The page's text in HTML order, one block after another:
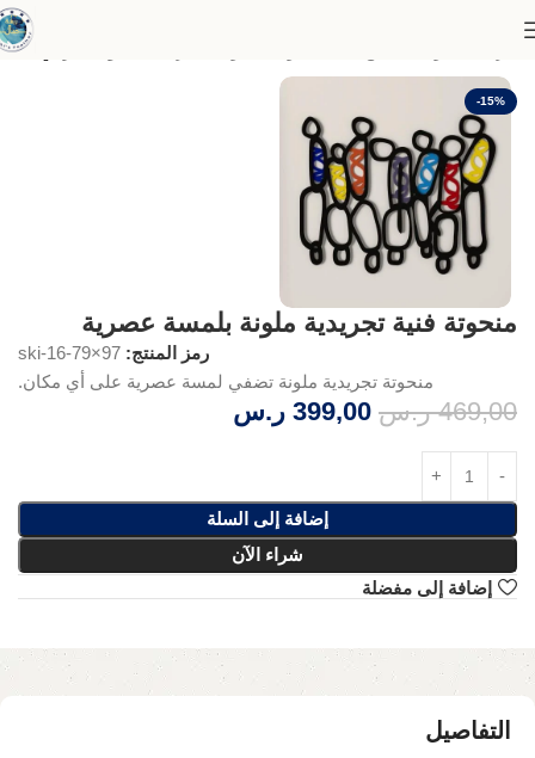
-15%
منحوتة فنية تجريدية ملونة بلمسة عصرية
رمز المنتج: ski-16-79×97
منحوتة تجريدية ملونة تضفي لمسة عصرية على أي مكان.
469,00 ر.س 399,00 ر.س
إضافة إلى السلة
شراء الآن
إضافة إلى مفضلة
التفاصيل